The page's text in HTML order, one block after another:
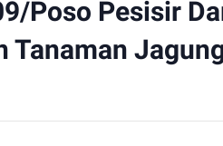
Poso Pesisir
Tanaman